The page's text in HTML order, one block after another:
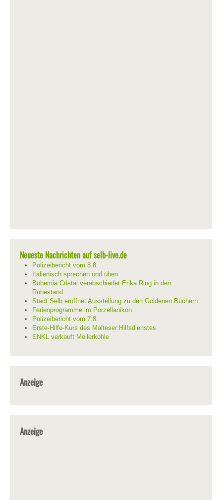
Neueste Nachrichten auf selb-live.de
Polizeibericht vom 8.8.
Italienisch sprechen und üben
Bohemia Cristal verabschiedet Erika Ring in den
Ruhestand
Stadt Selb eröffnet Ausstellung zu den Goldenen Büchern
Ferienprogramme im Porzellanikon
Polizeibericht vom 7.8.
Erste-Hilfe-Kurs des Malteser Hilfsdienstes
ENKL verkauft Meilerkohle
Anzeige
Anzeige